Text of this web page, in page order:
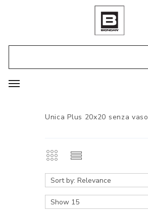
Unica Plus 20x20 senza vaso